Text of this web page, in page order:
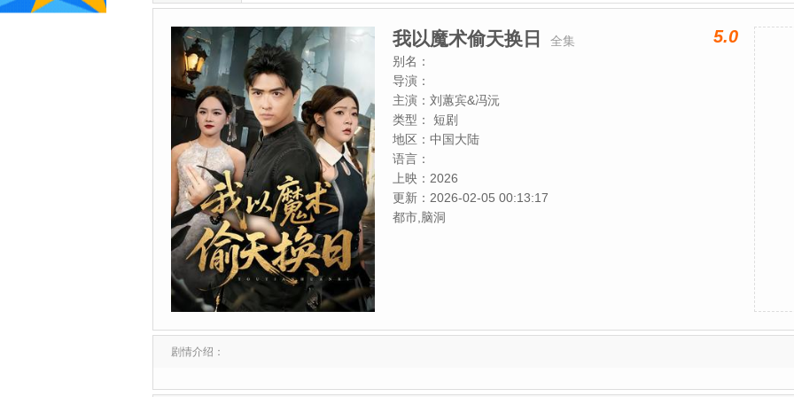
我以魔术偷天换日 全集 5.0
别名：
导演：
主演： 刘蕙宾&冯沅
类型：
短剧
地区： 中国大陆
语言：
上映： 2026
更新： 2026-02-05 00:13:17
都市,脑洞
剧情介绍：